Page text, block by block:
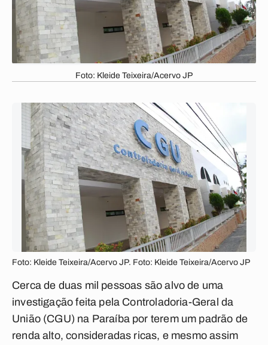
Foto: Kleide Teixeira/Acervo JP
Foto: Kleide Teixeira/Acervo JP. Foto: Kleide Teixeira/Acervo JP
Cerca de duas mil pessoas são alvo de uma
investigação feita pela Controladoria-Geral da
União (CGU) na Paraíba por terem um padrão de
renda alto, consideradas ricas, e mesmo assim